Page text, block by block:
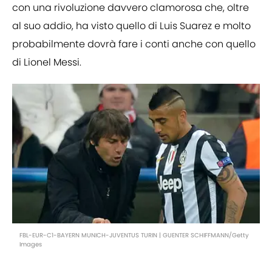
con una rivoluzione davvero clamorosa che, oltre
al suo addio, ha visto quello di Luis Suarez e molto
probabilmente dovrà fare i conti anche con quello
di Lionel Messi.
FBL-EUR-C1-BAYERN MUNICH-JUVENTUS TURIN | GUENTER SCHIFFMANN/Getty
Images